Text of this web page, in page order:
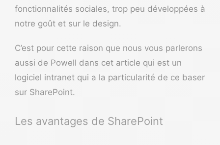
fonctionnalités sociales, trop peu développées à
notre goût et sur le design.
C’est pour cette raison que nous vous parlerons
aussi de Powell dans cet article qui est un
logiciel intranet qui a la particularité de ce baser
sur SharePoint.
Les avantages de SharePoint